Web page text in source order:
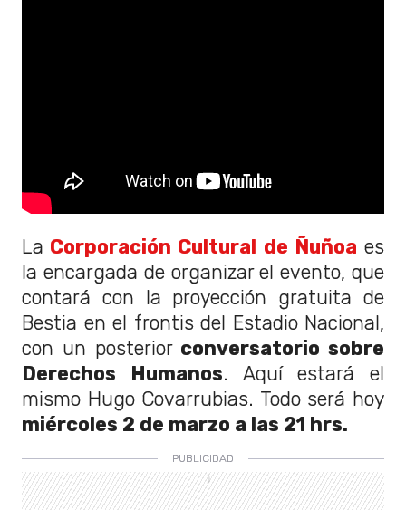
La Corporación Cultural de Ñuñoa es
la encargada de organizar el evento, que
contará con la proyección gratuita de
Bestia en el frontis del Estadio Nacional,
con un posterior conversatorio sobre
Derechos Humanos. Aquí estará el
mismo Hugo Covarrubias. Todo será hoy
miércoles 2 de marzo a las 21 hrs.